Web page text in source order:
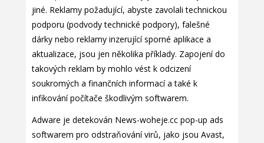
jiné. Reklamy požadující, abyste zavolali technickou
podporu (podvody technické podpory), falešné
dárky nebo reklamy inzerující sporné aplikace a
aktualizace, jsou jen několika příklady. Zapojení do
takových reklam by mohlo vést k odcizení
soukromých a finančních informací a také k
infikování počítače škodlivým softwarem.
Adware je detekován News-woheje.cc pop-up ads
softwarem pro odstraňování virů, jako jsou Avast,